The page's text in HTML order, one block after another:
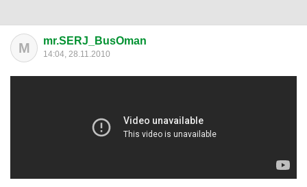
M mr.SERJ_BusOman
14:04, 28.11.2010